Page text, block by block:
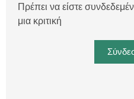
Πρέπει να είστε
μια κριτική